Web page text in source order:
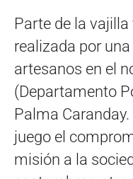
Parte de la
realizada por
artesanos en el
(Departamento
Palma
juego el
misión a la